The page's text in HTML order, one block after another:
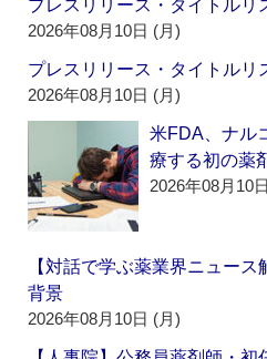
プレスリリース・タイトル
2026年08月10日 (月)
プレスリリース・タイトル
2026年08月10日 (月)
米FDA、ナル
療する初の薬
2026年08月10
【対話で学ぶ薬業界ニュー
背景
2026年08月10日 (月)